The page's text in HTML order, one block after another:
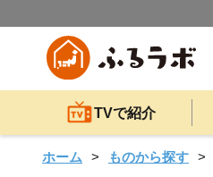
TVで紹介
ホーム ものから探す